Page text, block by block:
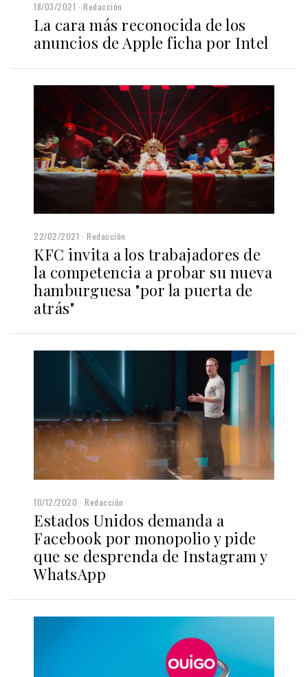
18/03/2021 Redacción
La cara más reconocida de los
anuncios de Apple ficha por Intel
22/02/2021 Redacción
KFC invita a los trabajadores de
la competencia a probar su nueva
hamburguesa "por la puerta de
atrás"
10/12/2020 Redacción
Estados Unidos demanda a
Facebook por monopolio y pide
que se desprenda de Instagram y
WhatsApp